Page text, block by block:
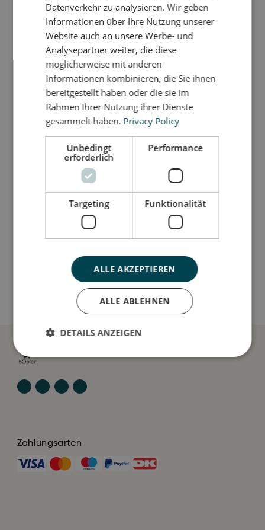
Die Town-Kollektion wurde für den kleinen
Architekten der Familie geschaffen - eine
Hommage aus Kindersicht an den Norden und die
nordischen Städte Kopenhagen, Stockholm, Oslo,
Helsinki und Tórshavn. Auf den Dächern der Stadt
kann getobt, gewippt und gesessen werden, und
mit den verschiedenen Town-Elementen lässt sich
kreativ spielen, sodass das Kind seine eigene
kleine Stadt bauen kann.
Jeg er lavet af
Zahlungsarten
Datenverkehr zu analysieren. Wir geben
Informationen über Ihre Nutzung unserer
Website auch an unsere Werbe- und
Analysepartner weiter, die diese
möglicherweise mit anderen
Informationen kombinieren, die Sie ihnen
bereitgestellt haben oder die sie im
Rahmen Ihrer Nutzung ihrer Dienste
gesammelt haben. Privacy Policy
Unbedingt
erforderlich
Performance
Targeting Funktionalität
ALLE AKZEPTIEREN
ALLE ABLEHNEN
DETAILS ANZEIGEN